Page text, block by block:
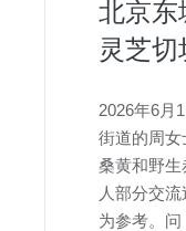
北京东
灵芝切
2026年6月
街道的周
桑黄和野
人部分交
为参考。问